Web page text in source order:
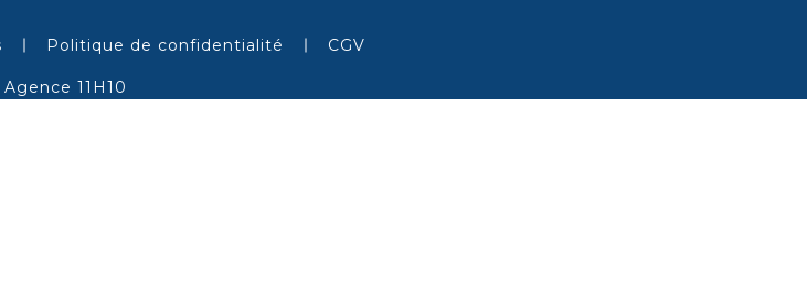
Politique de confidentialité CGV
Agence 11H10